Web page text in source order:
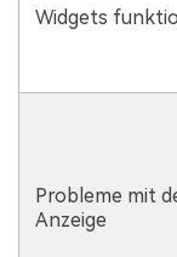
Widgets
Probleme mit
Anzeige